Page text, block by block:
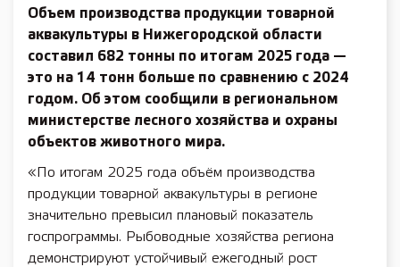
Объем производства продукции товарной
аквакультуры в Нижегородской области
составил 682 тонны по итогам 2025 года —
это на 14 тонн больше по сравнению с 2024
годом. Об этом сообщили в региональном
министерстве лесного хозяйства и охраны
объектов животного мира.
«По итогам 2025 года объём производства
продукции товарной аквакультуры в регионе
значительно превысил плановый показатель
госпрограммы. Рыбоводные хозяйства региона
демонстрируют устойчивый ежегодный рост